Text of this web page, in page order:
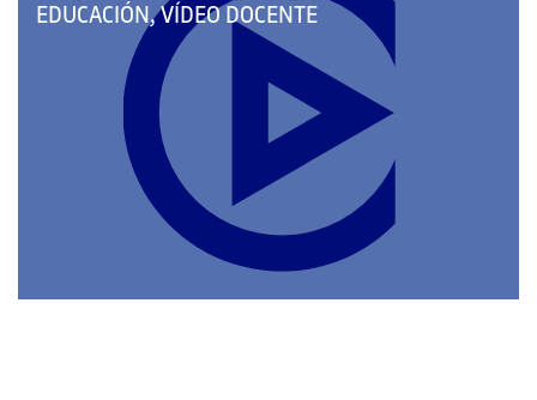
QUE
PERTENECE
CATEGORÍAS:
EDUCACIÓN, VÍDEO DOCENTE